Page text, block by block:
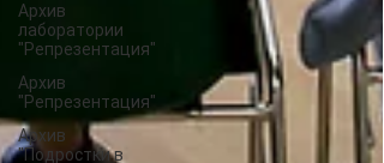
Архив
лаборатории
"Репрезентация"
Архив
"Репрезентация"
Архив
"Подростки в